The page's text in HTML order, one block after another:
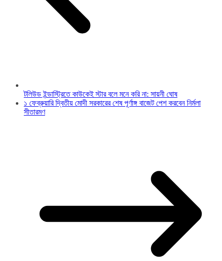
টলিউড ইন্ডাস্ট্রিতে কাউকেই স্টার বলে মনে করি না: সায়নী ঘোষ
১ ফেব্রুয়ারি দ্বিতীয় মোদী সরকারের শেষ পূর্ণাঙ্গ বাজেট পেশ করবেন নির্মলা
সীতারমণ